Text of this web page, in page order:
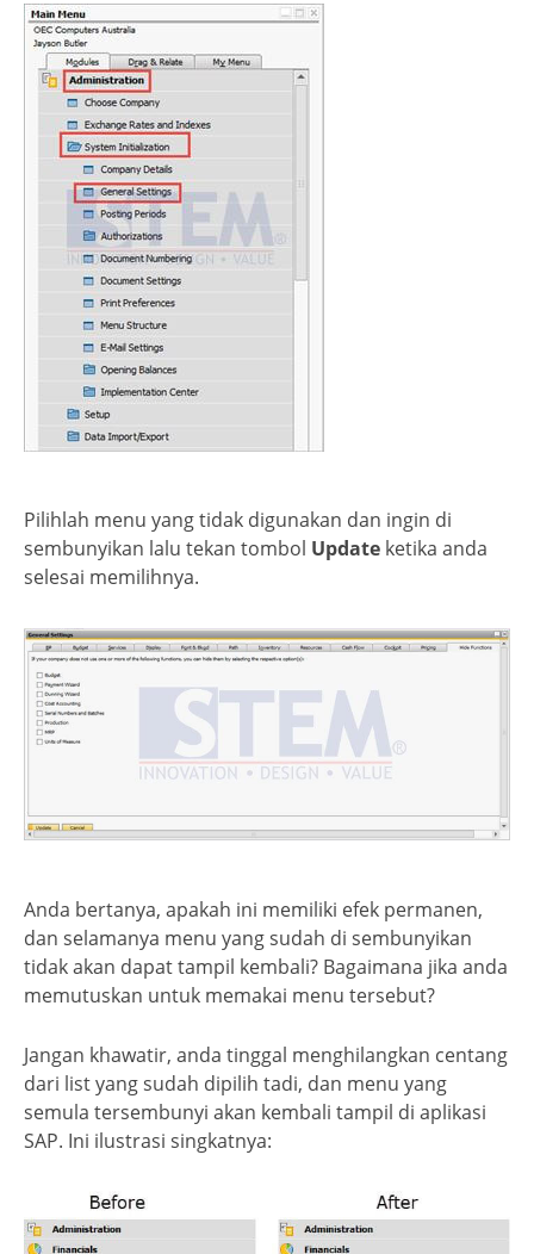
Pilihlah menu yang tidak digunakan dan ingin di
sembunyikan lalu tekan tombol Update ketika anda
selesai memilihnya.
Anda bertanya, apakah ini memiliki efek permanen,
dan selamanya menu yang sudah di sembunyikan
tidak akan dapat tampil kembali? Bagaimana jika anda
memutuskan untuk memakai menu tersebut?
Jangan khawatir, anda tinggal menghilangkan centang
dari list yang sudah dipilih tadi, dan menu yang
semula tersembunyi akan kembali tampil di aplikasi
SAP. Ini ilustrasi singkatnya: